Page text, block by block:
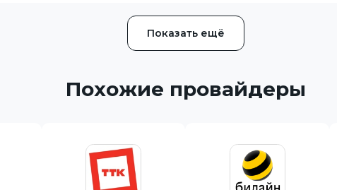
Показать ещё
Похожие провайдеры